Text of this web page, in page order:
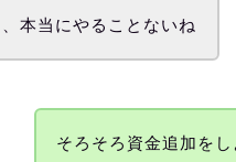
本当にやることないね
そろそろ資金追加をし